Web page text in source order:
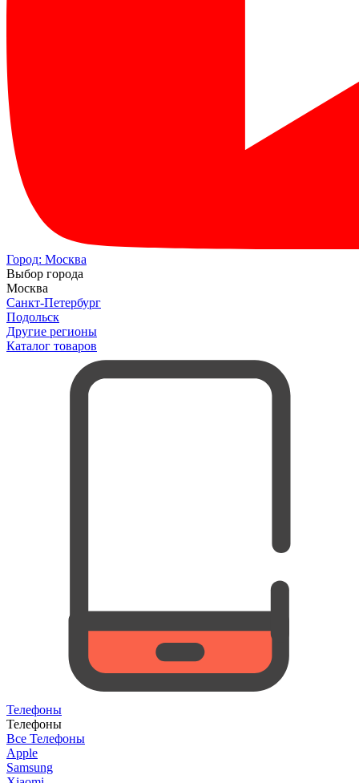
Город: Москва
Выбор города
Москва
Санкт-Петербург
Подольск
Другие регионы
Каталог товаров
Телефоны
Телефоны
Все Телефоны
Apple
Samsung